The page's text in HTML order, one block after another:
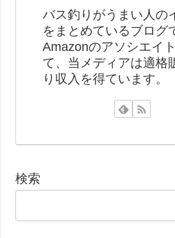
バス釣りがうまい人の
をまとめているブログ
Amazonのアソシエイ
て、当メディアは適格
り収入を得ています。
検索